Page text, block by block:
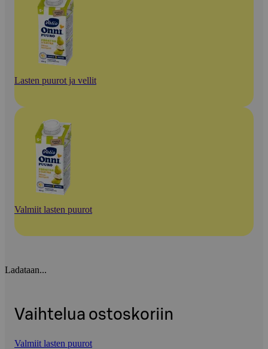
Lasten puurot ja vellit
Valmiit lasten puurot
Ladataan...
Vaihtelua ostoskoriin
Valmiit lasten puurot